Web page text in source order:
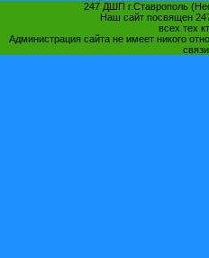
247 ДШП г.Ставрополь
Наш сайт посвящен
всех тех
Администрация сайта не имеет никого